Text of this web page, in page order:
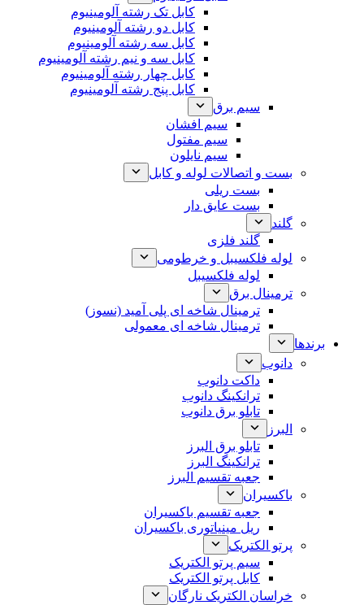
کابل تک رشته آلومینیوم
کابل دو رشته آلومینیوم
کابل سه رشته آلومینیوم
کابل سه و نیم رشته آلومینیوم
کابل چهار رشته آلومینیوم
کابل پنج رشته آلومینیوم
سیم برق
سیم افشان
سیم مفتول
سیم نایلون
بست و اتصالات لوله و کابل
بست ریلی
بست عایق دار
گلند
گلند فلزی
لوله فلکسیبل و خرطومی
لوله فلکسیبل
ترمینال برق
ترمینال شاخه ای پلی آمید (نسوز)
ترمینال شاخه ای معمولی
برندها
دانوب
داکت دانوب
ترانکینگ دانوب
تابلو برق دانوب
البرز
تابلو برق البرز
ترانکینگ البرز
جعبه تقسیم البرز
باکسیران
جعبه تقسیم باکسیران
ریل مینیاتوری باکسیران
پرتو الکتریک
سیم پرتو الکتریک
کابل پرتو الکتریک
خراسان الکتریک نارگان